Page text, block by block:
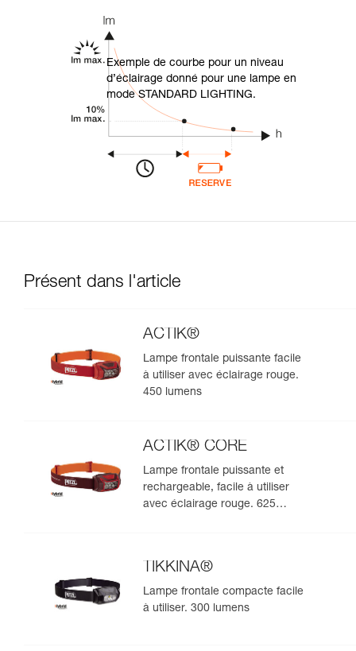
Exemple de courbe pour un niveau
d’éclairage donné pour une lampe en
mode STANDARD LIGHTING.
Présent dans l'article
ACTIK®
Lampe frontale puissante facile
à utiliser avec éclairage rouge.
450 lumens
ACTIK® CORE
Lampe frontale puissante et
rechargeable, facile à utiliser
avec éclairage rouge. 625
TIKKINA®
Lampe frontale compacte facile
à utiliser. 300 lumens